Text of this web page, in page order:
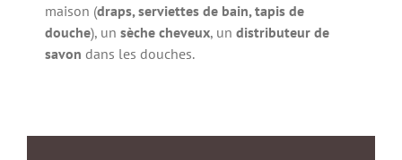
maison (draps, serviettes de bain, tapis de
douche), un sèche cheveux, un distributeur de
savon dans les douches.